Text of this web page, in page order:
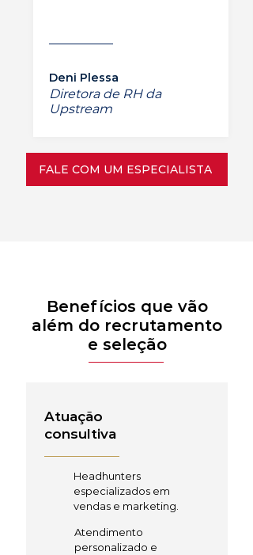
Deni Plessa
Diretora de RH da
Upstream
FALE COM UM ESPECIALISTA
Benefícios que vão
além do recrutamento
e seleção
Atuação
consultiva
Headhunters
especializados em
vendas e marketing.
Atendimento
personalizado e